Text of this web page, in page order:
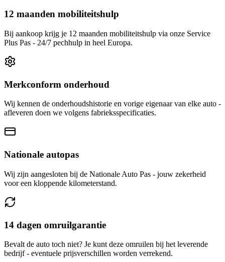
12 maanden mobiliteitshulp
Bij aankoop krijg je 12 maanden mobiliteitshulp via onze Service
Plus Pas - 24/7 pechhulp in heel Europa.
Merkconform onderhoud
Wij kennen de onderhoudshistorie en vorige eigenaar van elke auto -
afleveren doen we volgens fabrieksspecificaties.
Nationale autopas
Wij zijn aangesloten bij de Nationale Auto Pas - jouw zekerheid
voor een kloppende kilometerstand.
14 dagen omruilgarantie
Bevalt de auto toch niet? Je kunt deze omruilen bij het leverende
bedrijf - eventuele prijsverschillen worden verrekend.